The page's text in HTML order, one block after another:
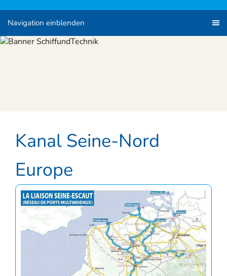
Navigation einblenden
Kanal Seine-Nord
Europe